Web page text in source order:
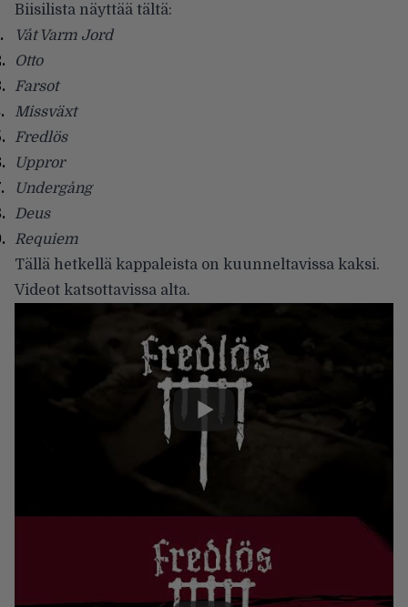
Biisilista näyttää tältä:
Våt Varm Jord
Otto
Farsot
Missväxt
Fredlös
Uppror
Undergång
Deus
Requiem
Tällä hetkellä kappaleista on kuunneltavissa kaksi.
Videot katsottavissa alta.